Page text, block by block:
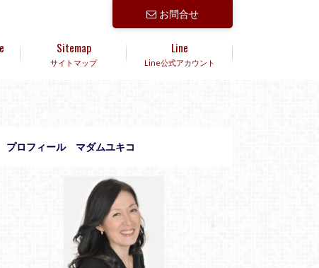
お問合せ
サイトマップ
Sitemap
Line公式アカウント
Line
プロフィール マダムユキコ